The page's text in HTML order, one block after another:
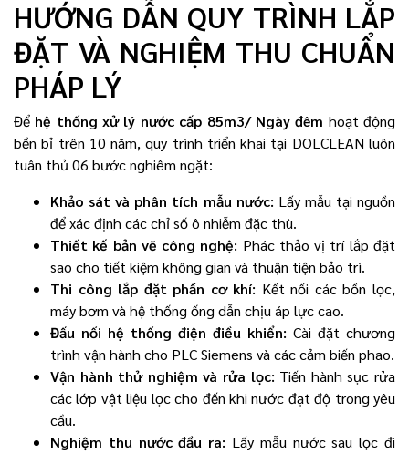
HƯỚNG DẪN QUY TRÌNH LẮP
ĐẶT VÀ NGHIỆM THU CHUẨN
PHÁP LÝ
Để hệ thống xử lý nước cấp 85m3/ Ngày đêm hoạt động
bền bỉ trên 10 năm, quy trình triển khai tại DOLCLEAN luôn
tuân thủ 06 bước nghiêm ngặt:
Khảo sát và phân tích mẫu nước: Lấy mẫu tại nguồn
để xác định các chỉ số ô nhiễm đặc thù.
Thiết kế bản vẽ công nghệ: Phác thảo vị trí lắp đặt
sao cho tiết kiệm không gian và thuận tiện bảo trì.
Thi công lắp đặt phần cơ khí: Kết nối các bồn lọc,
máy bơm và hệ thống ống dẫn chịu áp lực cao.
Đấu nối hệ thống điện điều khiển: Cài đặt chương
trình vận hành cho PLC Siemens và các cảm biến phao.
Vận hành thử nghiệm và rửa lọc: Tiến hành sục rửa
các lớp vật liệu lọc cho đến khi nước đạt độ trong yêu
cầu.
Nghiệm thu nước đầu ra: Lấy mẫu nước sau lọc đi